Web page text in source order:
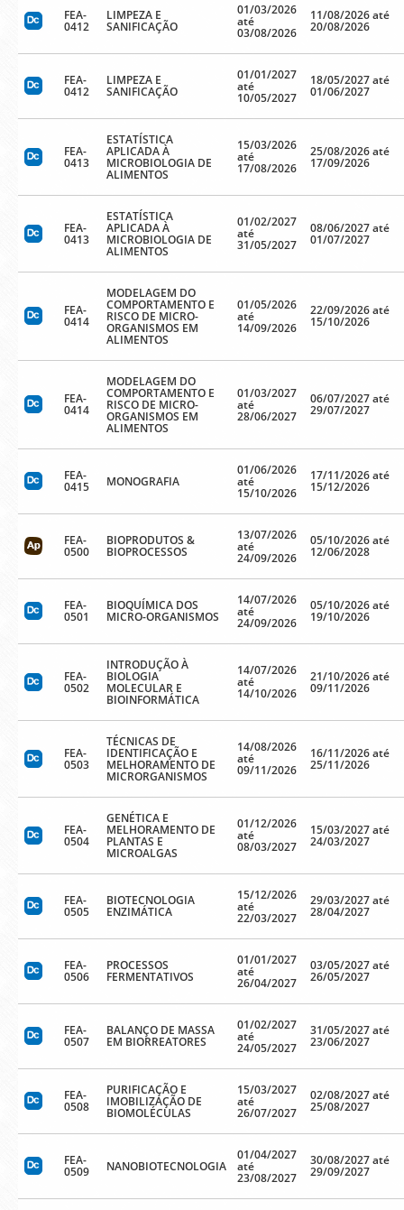
FEA-
0412
LIMPEZA E
SANIFICAÇÃO
01/03/2026
até
03/08/2026
11/08/2026 até
20/08/2026
FEA-
0412
LIMPEZA E
SANIFICAÇÃO
01/01/2027
até
10/05/2027
18/05/2027 até
01/06/2027
FEA-
0413
ESTATÍSTICA
APLICADA À
MICROBIOLOGIA DE
ALIMENTOS
15/03/2026
até
17/08/2026
25/08/2026 até
17/09/2026
FEA-
0413
ESTATÍSTICA
APLICADA À
MICROBIOLOGIA DE
ALIMENTOS
01/02/2027
até
31/05/2027
08/06/2027 até
01/07/2027
FEA-
0414
MODELAGEM DO
COMPORTAMENTO E
RISCO DE MICRO-
ORGANISMOS EM
ALIMENTOS
01/05/2026
até
14/09/2026
22/09/2026 até
15/10/2026
FEA-
0414
MODELAGEM DO
COMPORTAMENTO E
RISCO DE MICRO-
ORGANISMOS EM
ALIMENTOS
01/03/2027
até
28/06/2027
06/07/2027 até
29/07/2027
FEA-
0415 MONOGRAFIA
01/06/2026
até
15/10/2026
17/11/2026 até
15/12/2026
FEA-
0500
BIOPRODUTOS &
BIOPROCESSOS
13/07/2026
até
24/09/2026
05/10/2026 até
12/06/2028
FEA-
0501
BIOQUÍMICA DOS
MICRO-ORGANISMOS
14/07/2026
até
24/09/2026
05/10/2026 até
19/10/2026
FEA-
0502
INTRODUÇÃO À
BIOLOGIA
MOLECULAR E
BIOINFORMÁTICA
14/07/2026
até
14/10/2026
21/10/2026 até
09/11/2026
FEA-
0503
TÉCNICAS DE
IDENTIFICAÇÃO E
MELHORAMENTO DE
MICRORGANISMOS
14/08/2026
até
09/11/2026
16/11/2026 até
25/11/2026
FEA-
0504
GENÉTICA E
MELHORAMENTO DE
PLANTAS E
MICROALGAS
01/12/2026
até
08/03/2027
15/03/2027 até
24/03/2027
FEA-
0505
BIOTECNOLOGIA
ENZIMÁTICA
15/12/2026
até
22/03/2027
29/03/2027 até
28/04/2027
FEA-
0506
PROCESSOS
FERMENTATIVOS
01/01/2027
até
26/04/2027
03/05/2027 até
26/05/2027
FEA-
0507
BALANÇO DE MASSA
EM BIORREATORES
01/02/2027
até
24/05/2027
31/05/2027 até
23/06/2027
FEA-
0508
PURIFICAÇÃO E
IMOBILIZAÇÃO DE
BIOMOLÉCULAS
15/03/2027
até
26/07/2027
02/08/2027 até
25/08/2027
FEA-
0509 NANOBIOTECNOLOGIA
01/04/2027
até
23/08/2027
30/08/2027 até
29/09/2027